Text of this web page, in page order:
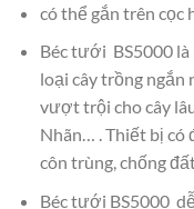
có thể gắn trên cọc
Béc tưới BS5000 là
loại cây trồng ngắn
vượt trội cho cây
Nhãn… . Thiết bị có
côn trùng, chống
Béc tưới BS5000